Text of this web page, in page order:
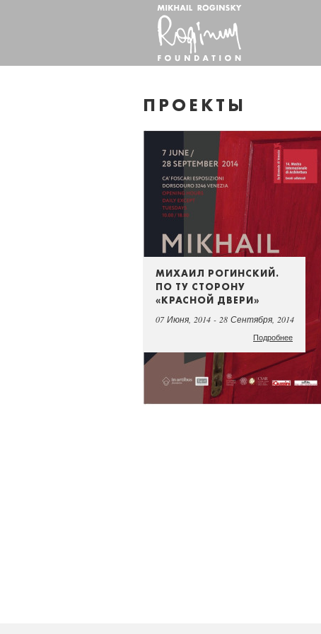
ПРОЕКТЫ
МИХАИЛ РОГИНСКИЙ.
ПО ТУ СТОРОНУ
«КРАСНОЙ ДВЕРИ»
07 Июня, 2014 - 28 Сентября, 2014
Подробнее